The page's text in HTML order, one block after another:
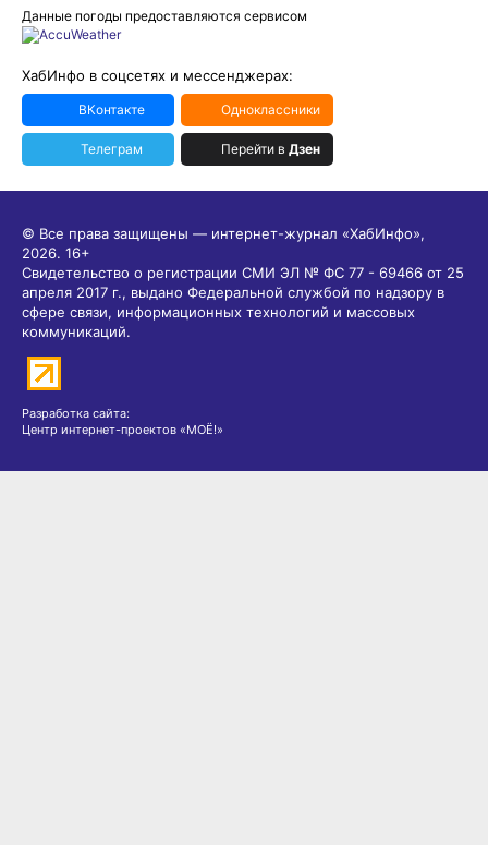
Данные погоды предоставляются сервисом
ХабИнфо в соцсетях и мессенджерах:
ВКонтакте Одноклассники
Телеграм Перейти в Дзен
© Все права защищены — интернет-журнал «ХабИнфо»,
2026. 16+
Свидетельство о регистрации СМИ ЭЛ № ФС 77 - 69466 от 25
апреля 2017 г., выдано Федеральной службой по надзору в
сфере связи, информационных технологий и массовых
коммуникаций.
Разработка сайта:
Центр интернет-проектов «МОЁ!»